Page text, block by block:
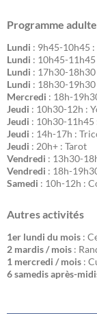
Programme
Lundi : 9h45-10h45
Lundi : 10h45-
Lundi : 17h30-
Lundi : 18h30-
Mercredi : 18h-
Jeudi : 10h30-12h :
Jeudi : 10h30-
Jeudi : 14h-17h :
Jeudi : 20h+ : Tarot
Vendredi : 13h30-
Vendredi : 18h-
Samedi : 10h-12h :
Autres activités
1er lundi du mois :
2 mardis / mois :
1 mercredi / mois :
6 samedis après-